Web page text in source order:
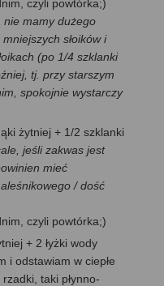
czyli powtórka;)
nie mamy dużego
słoików i
(po 1/4 szklanki
tj. przy starszym
spokojnie wystarczy
żytniej + 1/2 szklanki
jeśli zakwas jest
mieć
/ dość
czyli powtórka;)
+ 2 łyżki wody
i odstawiam w ciepłe
taki płynno-